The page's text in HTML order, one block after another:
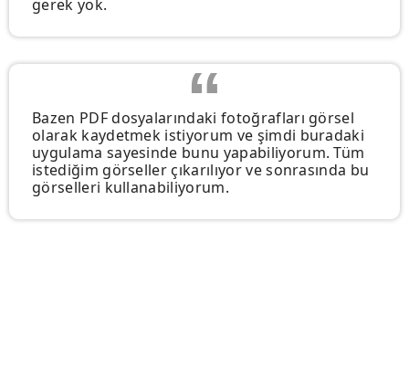
gerek yok.
Bazen PDF dosyalarındaki fotoğrafları görsel
olarak kaydetmek istiyorum ve şimdi buradaki
uygulama sayesinde bunu yapabiliyorum. Tüm
istediğim görseller çıkarılıyor ve sonrasında bu
görselleri kullanabiliyorum.